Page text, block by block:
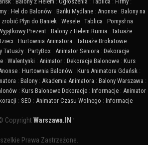
: Hel do Balonów : Bańki Mydlane : Anonse : Balony na
zrobić Płyn do Baniek : Wesele : Tablica : Pomysł na
Prezent : Balony z Helem Rumia : Tatuaże :
: Hurtownia Animatora : Tatuaże Brokatowe :
Tatuaży : PartyBox : Animator Seniora : Dekoracje
: Walentynki : Animator : Dekoracje Balonowe : Kurs
: Hurtownia Balonów : Kurs Animatora Gdańsk :
: Balony : Akademia Animatora : Balony Warszawa :
: Kurs Balonowe Dekoracje : Informacje : Animator
: SEO : Animator Czasu Wolnego : Informacje
CopyrightWarszawa.IN ™
Prawa Zastrzeżone.